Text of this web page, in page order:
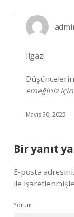
Ilgaz!
emeğiniz
Mayıs 30, 2025
Bir yanıt
E-posta
ile
Yorum